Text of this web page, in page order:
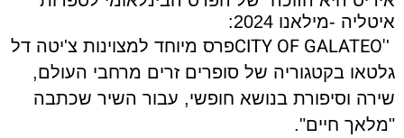
איטליה -מילאנו 2024:
'
CITY OF GALATEO'פרס מיוחד למצוינות צ'יטה דל
גלטאו בקטגוריה של סופרים זרים מרחבי העולם,
שירה וסיפורת בנושא חופשי, עבור השיר שכתבה
"מלאך חיים".